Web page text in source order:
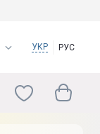
УКР РУС